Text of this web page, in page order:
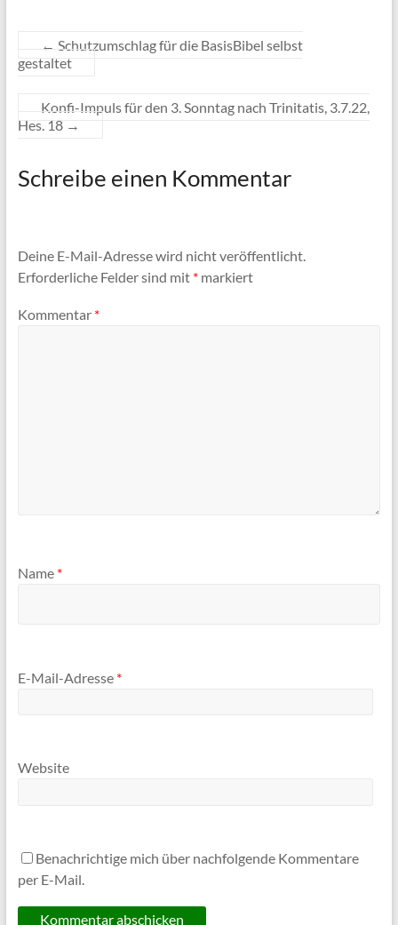
← Schutzumschlag für die BasisBibel selbst
gestaltet
Konfi-Impuls für den 3. Sonntag nach Trinitatis, 3.7.22,
Hes. 18 →
Schreibe einen Kommentar
Deine E-Mail-Adresse wird nicht veröffentlicht.
Erforderliche Felder sind mit *markiert
Kommentar *
Name *
E-Mail-Adresse *
Website
Benachrichtige mich über nachfolgende Kommentare
per E-Mail.